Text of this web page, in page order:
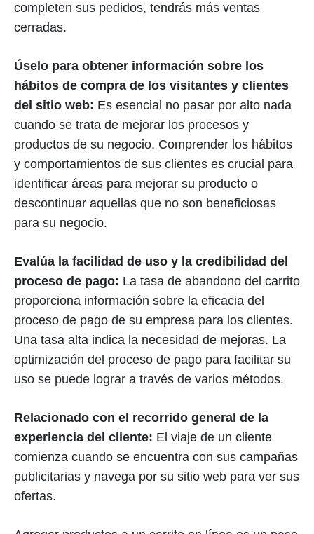
completen sus pedidos, tendrás más ventas
cerradas.
Úselo para obtener información sobre los
hábitos de compra de los visitantes y clientes
del sitio web: Es esencial no pasar por alto nada
cuando se trata de mejorar los procesos y
productos de su negocio. Comprender los hábitos
y comportamientos de sus clientes es crucial para
identificar áreas para mejorar su producto o
descontinuar aquellas que no son beneficiosas
para su negocio.
Evalúa la facilidad de uso y la credibilidad del
proceso de pago: La tasa de abandono del carrito
proporciona información sobre la eficacia del
proceso de pago de su empresa para los clientes.
Una tasa alta indica la necesidad de mejoras. La
optimización del proceso de pago para facilitar su
uso se puede lograr a través de varios métodos.
Relacionado con el recorrido general de la
experiencia del cliente: El viaje de un cliente
comienza cuando se encuentra con sus campañas
publicitarias y navega por su sitio web para ver sus
ofertas.